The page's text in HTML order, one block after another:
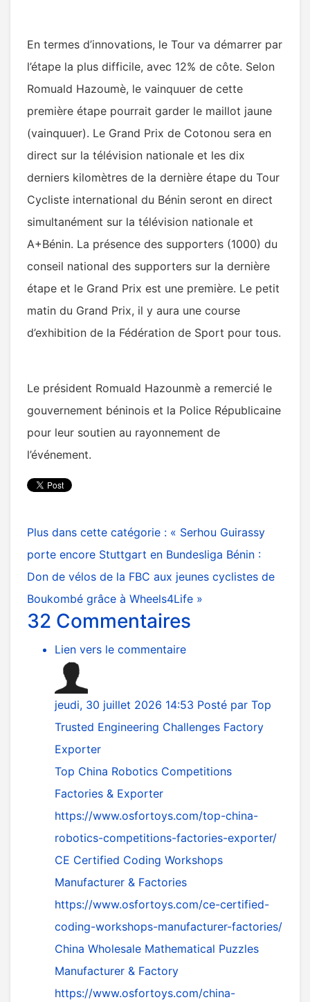
En termes d’innovations, le Tour va démarrer par
l’étape la plus difficile, avec 12% de côte. Selon
Romuald Hazoumè, le vainquuer de cette
première étape pourrait garder le maillot jaune
(vainquuer). Le Grand Prix de Cotonou sera en
direct sur la télévision nationale et les dix
derniers kilomètres de la dernière étape du Tour
Cycliste international du Bénin seront en direct
simultanément sur la télévision nationale et
A+Bénin. La présence des supporters (1000) du
conseil national des supporters sur la dernière
étape et le Grand Prix est une première. Le petit
matin du Grand Prix, il y aura une course
d’exhibition de la Fédération de Sport pour tous.
Le président Romuald Hazounmè a remercié le
gouvernement béninois et la Police Républicaine
pour leur soutien au rayonnement de
l’événement.
Plus dans cette catégorie : « Serhou Guirassy
porte encore Stuttgart en Bundesliga Bénin :
Don de vélos de la FBC aux jeunes cyclistes de
Boukombé grâce à Wheels4Life »
32 Commentaires
Lien vers le commentaire
jeudi, 30 juillet 2026 14:53 Posté par Top
Trusted Engineering Challenges Factory
Exporter
Top China Robotics Competitions
Factories & Exporter
https://www.osfortoys.com/top-china-
robotics-competitions-factories-exporter/
CE Certified Coding Workshops
Manufacturer & Factories
https://www.osfortoys.com/ce-certified-
coding-workshops-manufacturer-factories/
China Wholesale Mathematical Puzzles
Manufacturer & Factory
https://www.osfortoys.com/china-